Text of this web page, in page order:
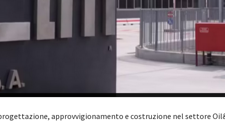
approvvigionamento e costruzione nel settore